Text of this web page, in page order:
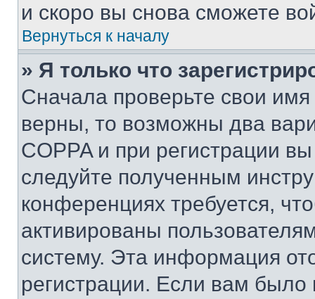
и скоро вы снова сможете
Вернуться к началу
» Я только что
Сначала проверьте свои
верны, то возможны два
COPPA и при регистрации
следуйте полученным
конференциях требуется,
активированы
систему. Эта информация
регистрации. Если вам